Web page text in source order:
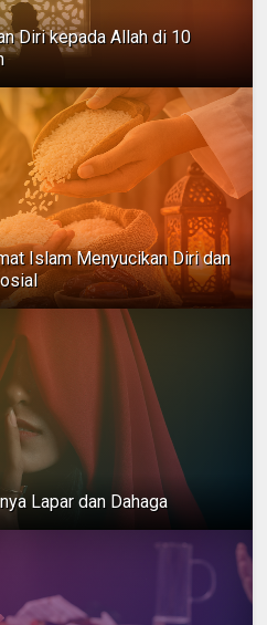
Diri kepada Allah di 10
Islam Menyucikan Diri dan
Lapar dan Dahaga